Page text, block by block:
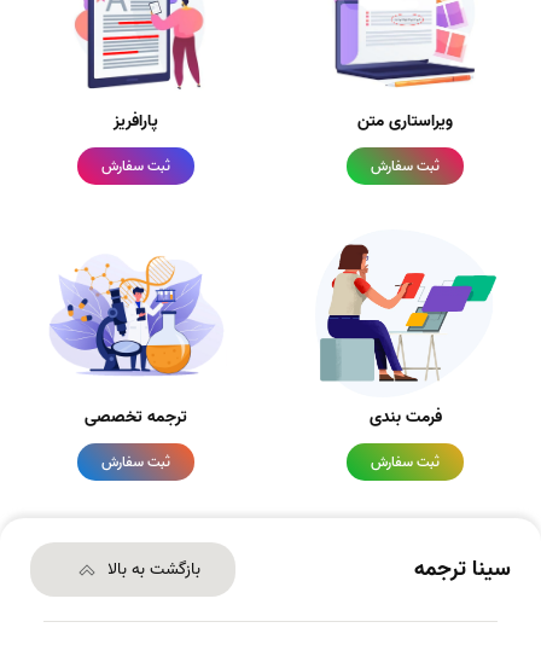
ویراستاری متن
ثبت سفارش
پارافریز
ثبت سفارش
فرمت بندی
ثبت سفارش
ترجمه تخصصی
ثبت سفارش
سینا ترجمه بازگشت به بالا